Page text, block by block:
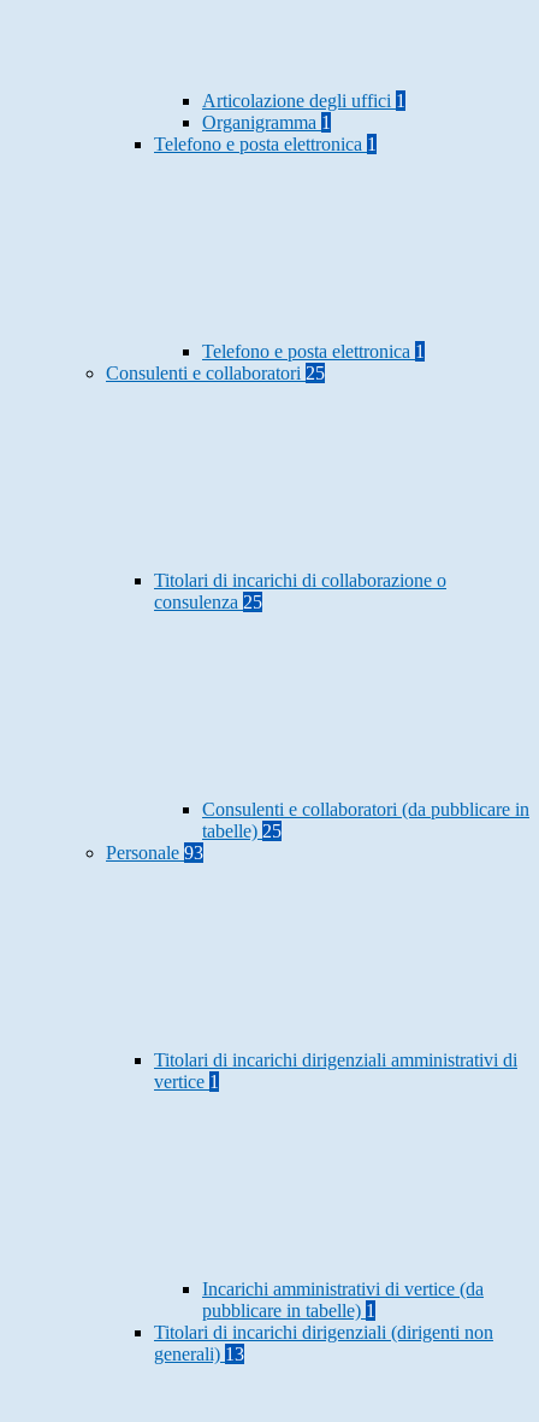
Articolazione degli uffici 1
Organigramma 1
Telefono e posta elettronica 1
Telefono e posta elettronica 1
Consulenti e collaboratori 25
Titolari di incarichi di collaborazione o
consulenza 25
Consulenti e collaboratori (da pubblicare in
tabelle) 25
Personale 93
Titolari di incarichi dirigenziali amministrativi di
vertice 1
Incarichi amministrativi di vertice (da
pubblicare in tabelle) 1
Titolari di incarichi dirigenziali (dirigenti non
generali) 13